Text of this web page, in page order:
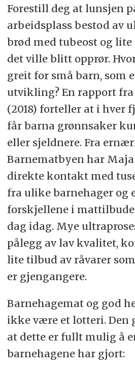
Forestill deg at lunsjen
arbeidsplass bestod av
brød med tubeost og
det ville blitt opprør.
greit for små barn, som
utvikling? En rapport fra
(2018) forteller at i hver
får barna grønnsaker
eller sjeldnere. Fra
Barnematbyen har Maja
direkte kontakt med
fra ulike barnehager og
forskjellene i
dag idag. Mye
pålegg av lav kvalitet,
lite tilbud av råvarer
er gjengangere.
Barnehagemat og god
ikke være et lotteri. Den
at dette er fullt mulig å
barnehagene har gjort: